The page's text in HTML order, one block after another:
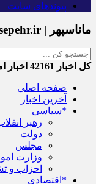
پیوندهای سایت
ماناسپهر | manasepehr.ir
کل اخبار اخبار
صفحه اصلی
آخرین اخبار
*سیاسی
رهبر
دولت
مجلس
وزارت
احزاب و
*اقتصادی